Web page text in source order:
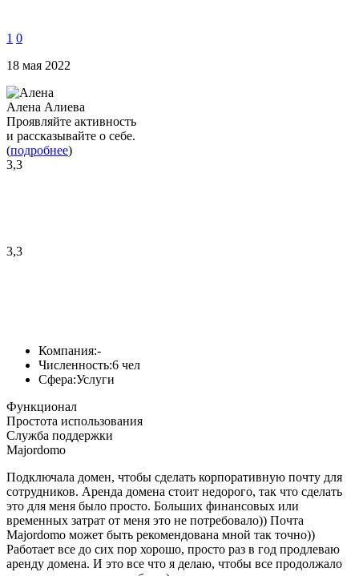
1 0
18 мая 2022
Алена Алиева
Проявляйте активность
и рассказывайте о себе.
(подробнее)
3,3
3,3
Компания:-
Численность:6 чел
Сфера:Услуги
Функционал
Простота использования
Служба поддержки
Majordomo
Подключала домен, чтобы сделать корпоративную почту для
сотрудников. Аренда домена стоит недорого, так что сделать
это для меня было просто. Больших финансовых или
временных затрат от меня это не потребовало)) Почта
Majordomo может быть рекомендована мной так точно))
Работает все до сих пор хорошо, просто раз в год продлеваю
аренду домена. И это все что я делаю, чтобы все продолжало